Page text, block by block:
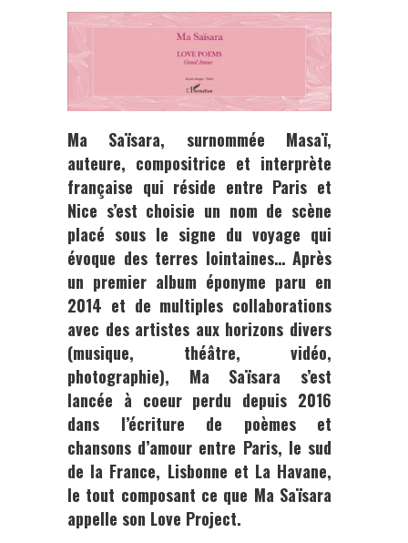
Ma Saïsara, surnommée Masaï,
auteure, compositrice et interprète
française qui réside entre Paris et
Nice s’est choisie un nom de scène
placé sous le signe du voyage qui
évoque des terres lointaines… Après
un premier album éponyme paru en
2014 et de multiples collaborations
avec des artistes aux horizons divers
(musique, théâtre, vidéo,
photographie), Ma Saïsara s’est
lancée à coeur perdu depuis 2016
dans l’écriture de poèmes et
chansons d’amour entre Paris, le sud
de la France, Lisbonne et La Havane,
le tout composant ce que Ma Saïsara
appelle son Love Project.